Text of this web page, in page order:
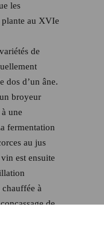
les
au XVIe
de
dos d’un âne.
broyeur
une
fermentation
au jus
est ensuite
à
de